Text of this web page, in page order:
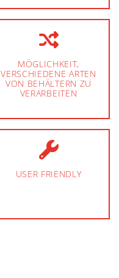
MÖGLICHKEIT,
VERSCHIEDENE ARTEN
VON BEHÄLTERN ZU
VERARBEITEN
USER FRIENDLY